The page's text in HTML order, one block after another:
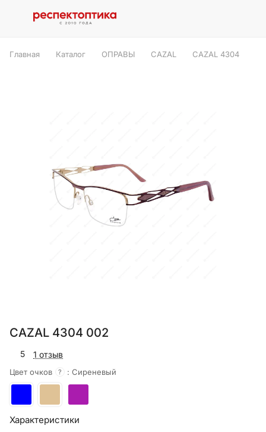
Главная Каталог ОПРАВЫ CAZAL CAZAL 4304
CAZAL 4304 002
5 1 отзыв
Цвет очков ? : Сиреневый
Характеристики